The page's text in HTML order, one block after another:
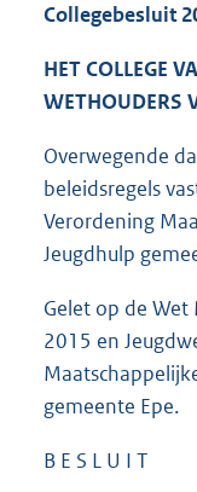
Collegebesluit
HET COLLEGE
WETHOUDERS
Overwegende
beleidsregels
Verordening
Jeugdhulp
Gelet op de
2015 en
gemeente Epe.
B E S L U I T